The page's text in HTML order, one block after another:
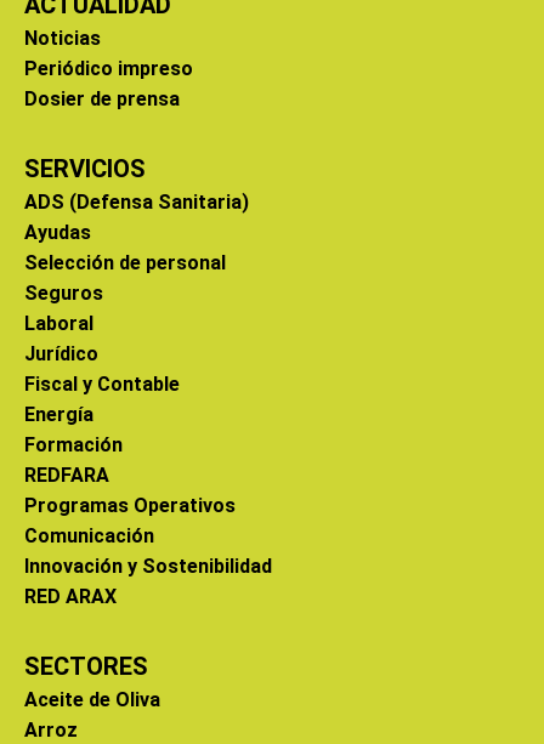
Noticias
Periódico impreso
Dosier de prensa
SERVICIOS
ADS (Defensa Sanitaria)
Ayudas
Selección de personal
Seguros
Laboral
Jurídico
Fiscal y Contable
Energía
Formación
REDFARA
Programas Operativos
Comunicación
Innovación y Sostenibilidad
RED ARAX
SECTORES
Aceite de Oliva
Arroz